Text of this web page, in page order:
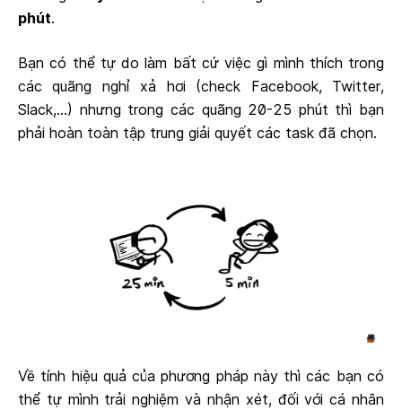
phút.
Bạn có thể tự do làm bất cứ việc gì mình thích trong
các quãng nghỉ xả hơi (check Facebook, Twitter,
Slack,...) nhưng trong các quãng 20-25 phút thì bạn
phải hoàn toàn tập trung giải quyết các task đã chọn.
Về tính hiệu quả của phương pháp này thì các bạn có
thể tự mình trải nghiệm và nhận xét, đối với cá nhân